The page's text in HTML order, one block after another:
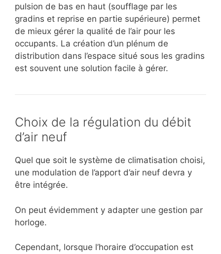
pulsion de bas en haut (soufflage par les
gradins et reprise en partie supérieure) permet
de mieux gérer la qualité de l’air pour les
occupants. La création d’un plénum de
distribution dans l’espace situé sous les gradins
est souvent une solution facile à gérer.
Choix de la régulation du débit
d’air neuf
Quel que soit le système de climatisation choisi,
une modulation de l’apport d’air neuf devra y
être intégrée.
On peut évidemment y adapter une gestion par
horloge.
Cependant, lorsque l’horaire d’occupation est